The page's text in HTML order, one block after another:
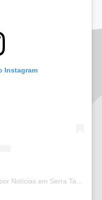
Instagram
Uma publicação compartilhada por Notícias em Serra Talhada (@bloglucianarego)